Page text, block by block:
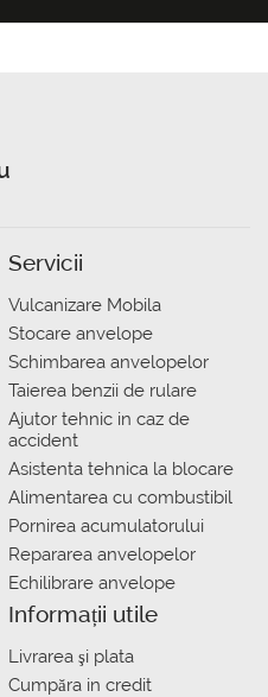
Servicii
Vulcanizare Mobila
Stocare anvelope
Schimbarea anvelopelor
Taierea benzii de rulare
Ajutor tehnic in caz de
accident
Asistenta tehnica la blocare
Alimentarea cu combustibil
Pornirea acumulatorului
Repararea anvelopelor
Echilibrare anvelope
Informații utile
Livrarea şi plata
Сumpăra in credit